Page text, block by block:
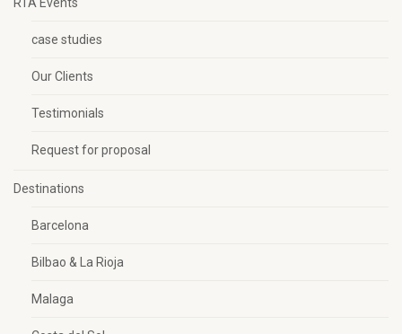
case studies
Our Clients
Testimonials
Request for proposal
Destinations
Barcelona
Bilbao & La Rioja
Malaga